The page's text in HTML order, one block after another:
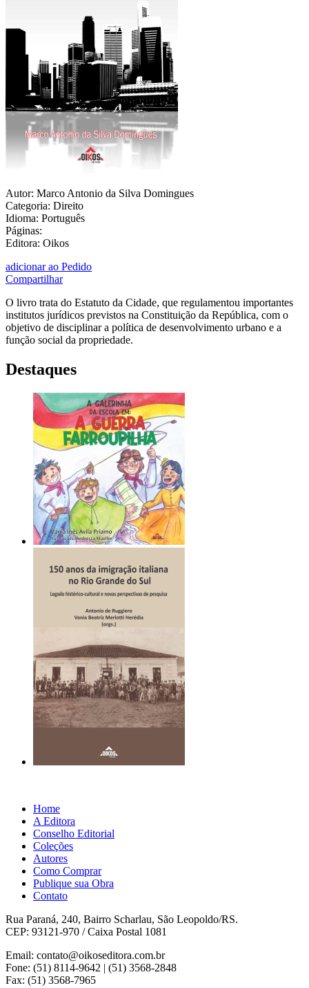
Autor: Marco Antonio da Silva Domingues
Categoria: Direito
Idioma: Português
Páginas:
Editora: Oikos
adicionar ao Pedido
Compartilhar
O livro trata do Estatuto da Cidade, que regulamentou importantes
institutos jurídicos previstos na Constituição da República, com o
objetivo de disciplinar a política de desenvolvimento urbano e a
função social da propriedade.
Destaques
Home
A Editora
Conselho Editorial
Coleções
Autores
Como Comprar
Publique sua Obra
Contato
Rua Paraná, 240, Bairro Scharlau, São Leopoldo/RS.
CEP: 93121-970 / Caixa Postal 1081
Email: contato@oikoseditora.com.br
Fone: (51) 8114-9642 | (51) 3568-2848
Fax: (51) 3568-7965